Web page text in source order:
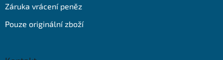
Záruka vrácení peněz
Pouze originální zboží